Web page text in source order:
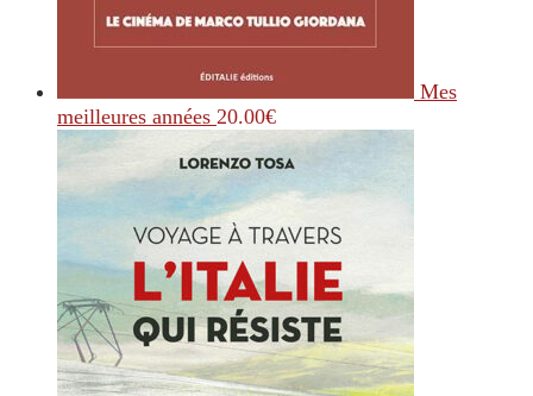
Mes
meilleures années 20.00€